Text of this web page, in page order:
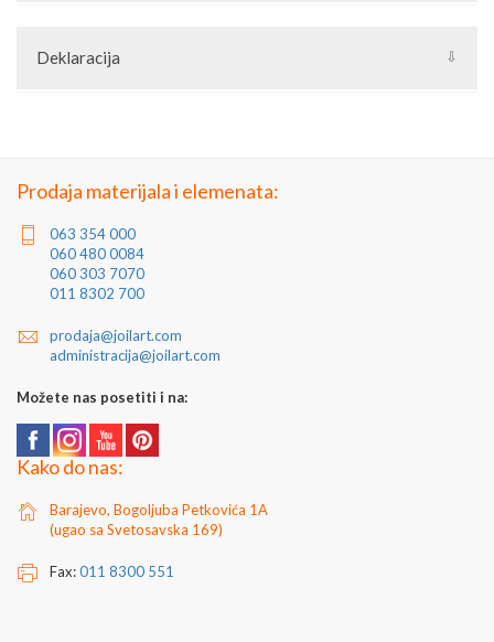
Deklaracija
Prodaja materijala i elemenata:
063 354 000
060 480 0084
060 303 7070
011 8302 700
prodaja@joilart.com
administracija@joilart.com
Možete nas posetiti i na:
Kako do nas:
Barajevo, Bogoljuba Petkovića 1A
(ugao sa Svetosavska 169)
Fax:011 8300 551